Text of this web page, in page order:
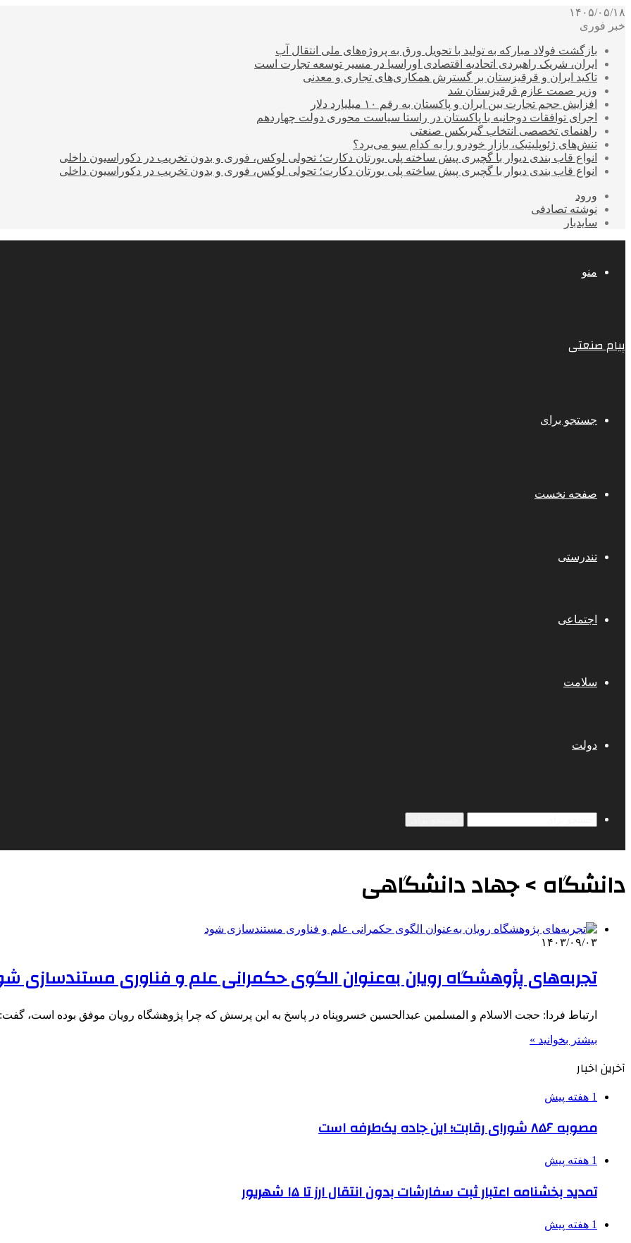
۱۴۰۵/۰۵/۱۸
خبر فوری
بازگشت فولاد مبارکه به تولید با تحویل ورق به پروژه‌های ملی انتقال آب
ایران، شریک راهبردی اتحادیه اقتصادی اوراسیا در مسیر توسعه تجارت است
تاکید ایران و قرقیزستان بر گسترش همکاری‌های تجاری و معدنی
وزیر صمت عازم قرقیزستان شد
افزایش حجم تجارت بین ایران و پاکستان به رقم ۱۰ میلیارد دلار
اجرای توافقات دوجانبه با پاکستان در راستا سیاست محوری دولت چهاردهم
راهنمای تخصصی انتخاب گیربکس صنعتی
تنش‌های ژئوپلیتیک، بازار خودرو را به کدام سو می‌برد؟
انواع قاب بندی دیوار با گچبری پیش ساخته پلی یورتان دکارت؛ تحولی لوکس، فوری و بدون تخریب در دکوراسیون داخلی
انواع قاب بندی دیوار با گچبری پیش ساخته پلی یورتان دکارت؛ تحولی لوکس، فوری و بدون تخریب در دکوراسیون داخلی
ورود
نوشته تصادفی
سایدبار
منو
پیام صنعتی
جستجو برای
صفحه نخست
تندرستی
اجتماعی
سلامت
دولت
دانشگاه > جهاد دانشگاهی
۱۴۰۳/۰۹/۰۳
تجربه‌های پژوهشگاه رویان به‌عنوان الگوی حکمرانی علم و فناوری مستندسازی
ارتباط فردا:‌ حجت الاسلام و المسلمین عبدالحسین خسروپناه در پاسخ به این پرسش که چرا پژوهشگاه رویان موفق بوده است،
بیشتر بخوانید »
آخرین اخبار
1 هفته پیش
مصوبه ۸۵۶ شورای رقابت؛ این جاده یک‌طرفه است
1 هفته پیش
تمدید بخشنامه اعتبار ثبت سفارشات بدون انتقال ارز تا ۱۵ شهریور
1 هفته پیش